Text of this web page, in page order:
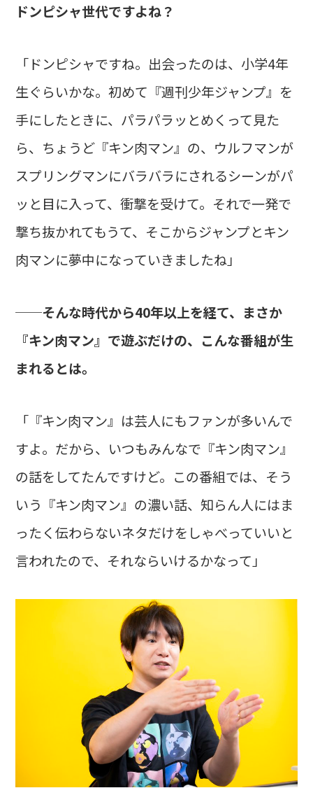
ドンピシャ世代ですよね？
「ドンピシャですね。出会ったのは、小学4年
生ぐらいかな。初めて『週刊少年ジャンプ』を
手にしたときに、パラパラッとめくって見た
ら、ちょうど『キン肉マン』の、ウルフマンが
スプリングマンにバラバラにされるシーンがパ
ッと目に入って、衝撃を受けて。それで一発で
撃ち抜かれてもうて、そこからジャンプとキン
肉マンに夢中になっていきましたね」
──そんな時代から40年以上を経て、まさか
『キン肉マン』で遊ぶだけの、こんな番組が生
まれるとは。
「『キン肉マン』は芸人にもファンが多いんで
すよ。だから、いつもみんなで『キン肉マン』
の話をしてたんですけど。この番組では、そう
いう『キン肉マン』の濃い話、知らん人にはま
ったく伝わらないネタだけをしゃべっていいと
言われたので、それならいけるかなって」